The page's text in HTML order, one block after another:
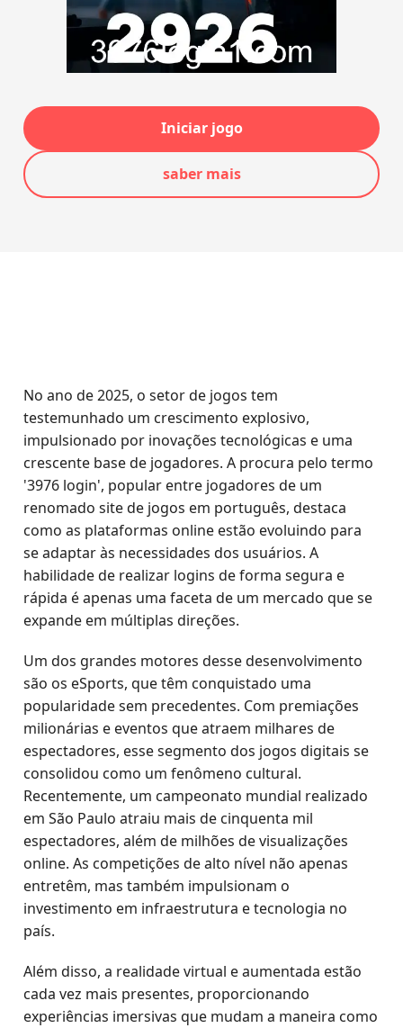
Iniciar jogo
saber mais
No ano de 2025, o setor de jogos tem
testemunhado um crescimento explosivo,
impulsionado por inovações tecnológicas e uma
crescente base de jogadores. A procura pelo termo
'3976 login', popular entre jogadores de um
renomado site de jogos em português, destaca
como as plataformas online estão evoluindo para
se adaptar às necessidades dos usuários. A
habilidade de realizar logins de forma segura e
rápida é apenas uma faceta de um mercado que se
expande em múltiplas direções.
Um dos grandes motores desse desenvolvimento
são os eSports, que têm conquistado uma
popularidade sem precedentes. Com premiações
milionárias e eventos que atraem milhares de
espectadores, esse segmento dos jogos digitais se
consolidou como um fenômeno cultural.
Recentemente, um campeonato mundial realizado
em São Paulo atraiu mais de cinquenta mil
espectadores, além de milhões de visualizações
online. As competições de alto nível não apenas
entretêm, mas também impulsionam o
investimento em infraestrutura e tecnologia no
país.
Além disso, a realidade virtual e aumentada estão
cada vez mais presentes, proporcionando
experiências imersivas que mudam a maneira como